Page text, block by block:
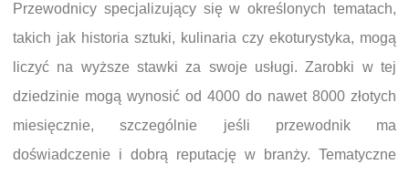
Przewodnicy specjalizujący się w określonych tematach,
takich jak historia sztuki, kulinaria czy ekoturystyka, mogą
liczyć na wyższe stawki za swoje usługi. Zarobki w tej
dziedzinie mogą wynosić od 4000 do nawet 8000 złotych
miesięcznie, szczególnie jeśli przewodnik ma
doświadczenie i dobrą reputację w branży. Tematyczne